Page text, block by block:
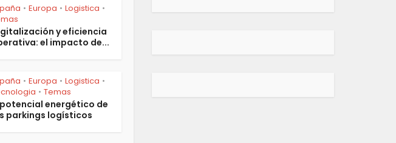
• Europa • Logistica •
y eficiencia
el impacto de...
• Europa • Logistica •
• Temas
potencial energético de
parkings logísticos